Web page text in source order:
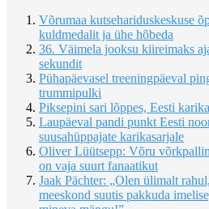
Võrumaa kutsehariduskeskuse
kuldmedalit ja ühe hõbeda
36. Väimela jooksu kiireimaks
sekundit
Pühapäevasel treeningpäeval
trummipulki
Piksepini sari lõppes, Eesti
Laupäeval pandi punkt Eesti
suusahüppajate karikasarjale
Oliver Lüütsepp: Võru
on vaja suurt fanaatikut
Jaak Pächter: „Olen ülimalt
meeskond suutis pakkuda